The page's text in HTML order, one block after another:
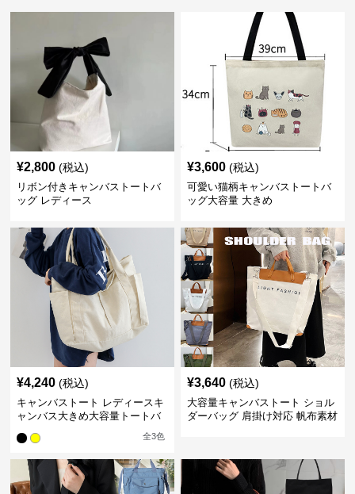
¥2,800 (税込)
リボン付きキャンバストートバ
ッグ レディース
¥3,600 (税込)
可愛い猫柄キャンバストートバ
ッグ大容量 大きめ
¥4,240 (税込)
キャンバストート レディースキ
ャンバス大きめ大容量トートバ
全3色
¥3,640 (税込)
大容量キャンバストート ショル
ダーバッグ 肩掛け対応 帆布素材